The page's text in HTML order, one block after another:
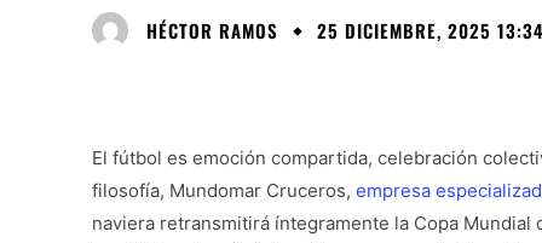
HÉCTOR RAMOS 25 DICIEMBRE, 2025
El fútbol es emoción compartida, celebración
filosofía, Mundomar Cruceros, empresa
naviera retransmitirá íntegramente la Copa Mundial